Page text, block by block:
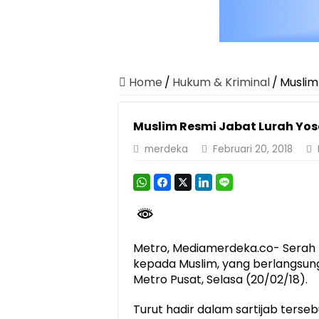
Dirut Jasa Raharja Dampingi
Pastikan Pelayanan Maksimal, Direksi
Jasa Raharja Jamin Seluruh Korban
Berkontribusi terhadap Keselamatan dan
Pemprov Lampung Dukung Penuh
Pengesahan Raperda APBD 2025 Jadi
Ketua PMI Provinsi Lampung Lantik
Home / Hukum & Kriminal/
Muslim Resmi Jabat Lurah
merdeka Februari 20, 2018
Metro, Mediamerdeka.co-
kepada Muslim, yang
Metro Pusat, Selasa (20/02/18).
Turut hadir dalam sartijab